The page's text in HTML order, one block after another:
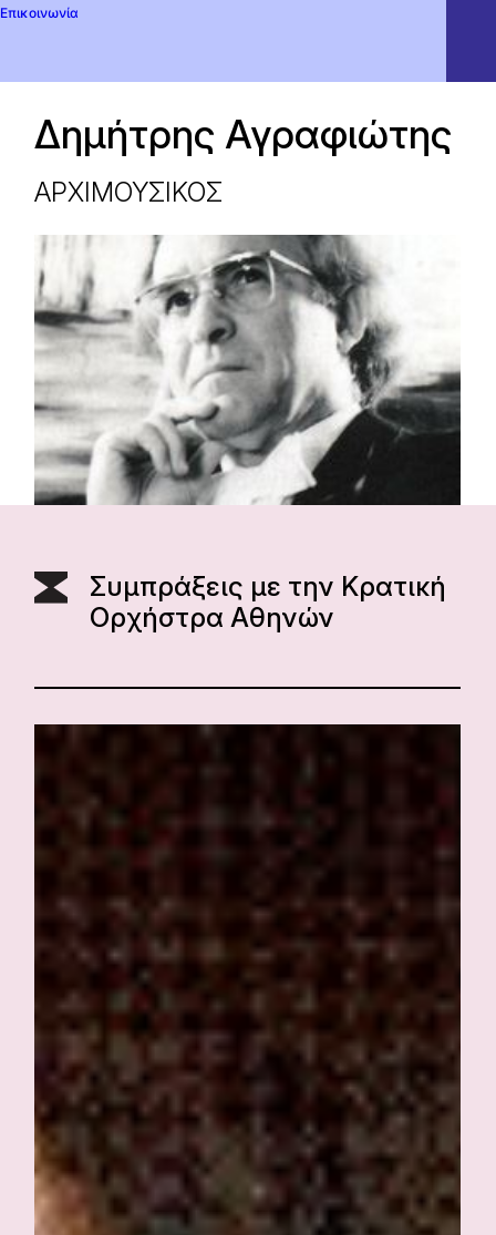
Επικοινωνία
Δημήτρης Αγραφιώτης
ΑΡΧΙΜΟΥΣΙΚΟΣ
Συμπράξεις με την Κρατική
Ορχήστρα Αθηνών